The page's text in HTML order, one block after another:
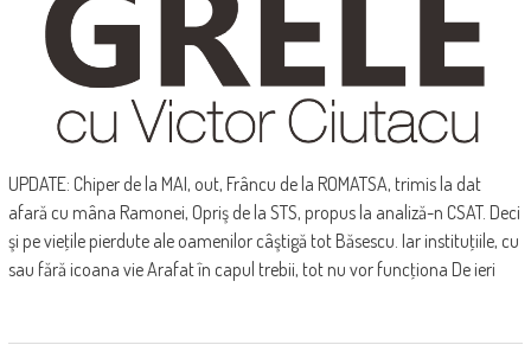
UPDATE: Chiper de la MAI, out, Frâncu de la ROMATSA, trimis la dat
afară cu mâna Ramonei, Opriş de la STS, propus la analiză-n CSAT. Deci
şi pe vieţile pierdute ale oamenilor câştigă tot Băsescu. Iar instituţiile, cu
sau fără icoana vie Arafat în capul trebii, tot nu vor funcţiona De ieri